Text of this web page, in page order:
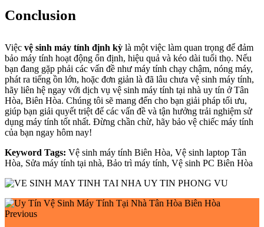
Conclusion
Việc vệ sinh máy tính định kỳ là một việc làm quan trọng để đảm
bảo máy tính hoạt động ổn định, hiệu quả và kéo dài tuổi thọ. Nếu
bạn đang gặp phải các vấn đề như máy tính chạy chậm, nóng máy,
phát ra tiếng ồn lớn, hoặc đơn giản là đã lâu chưa vệ sinh máy tính,
hãy liên hệ ngay với dịch vụ vệ sinh máy tính tại nhà uy tín ở Tân
Hòa, Biên Hòa. Chúng tôi sẽ mang đến cho bạn giải pháp tối ưu,
giúp bạn giải quyết triệt để các vấn đề và tận hưởng trải nghiệm sử
dụng máy tính tốt nhất. Đừng chần chừ, hãy bảo vệ chiếc máy tính
của bạn ngay hôm nay!
Keyword Tags: Vệ sinh máy tính Biên Hòa, Vệ sinh laptop Tân
Hòa, Sửa máy tính tại nhà, Bảo trì máy tính, Vệ sinh PC Biên Hòa
Previous